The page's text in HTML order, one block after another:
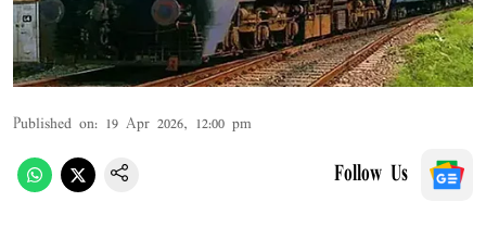
Published on: 19 Apr 2026, 12:00 pm
Follow Us